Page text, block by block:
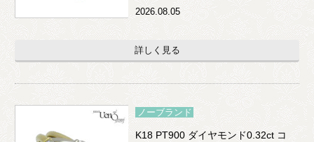
2026.08.05
詳しく見る
ノーブランド
K18 PT900 ダイヤモンド0.32ct コ